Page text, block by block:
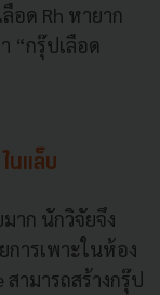
อด Rh หายาก
“กรุ๊ปเลือด
นแล็บ
าก นักวิจัยจึง
ารเพาะในห้อง
ามารถสร้างกรุ๊ป